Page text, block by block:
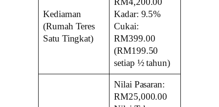
Kediaman
(Rumah Teres
Satu Tingkat)
Kadar: 9.5%
Cukai:
RM399.00
(RM199.50
setiap ½ tahun)
Nilai Pasaran:
RM25,000.00